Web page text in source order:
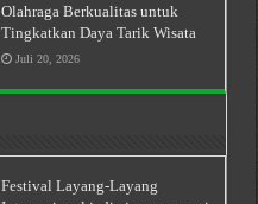
Olahraga Berkualitas untuk
Tingkatkan Daya Tarik Wisata
Juli 20, 2026
Festival Layang-Layang